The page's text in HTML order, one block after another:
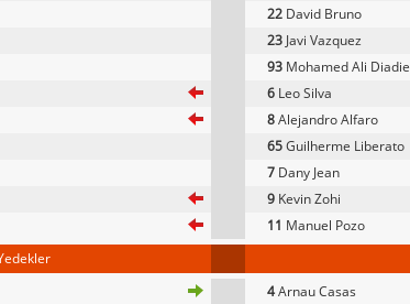
22 David Bruno
23 Javi Vazquez
93 Mohamed Ali Diadie
6 Leo Silva
8Alejandro Alfaro
65Guilherme Liberato
7 Dany Jean
9 Kevin Zohi
11 Manuel Pozo
4Arnau Casas